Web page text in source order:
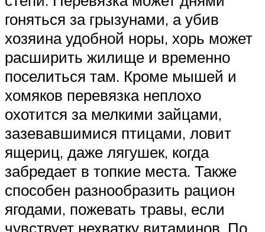
гоняться за грызунами, а убив
хозяина удобной норы, хорь может
расширить жилище и временно
поселиться там. Кроме мышей и
хомяков перевязка неплохо
охотится за мелкими зайцами,
зазевавшимися птицами, ловит
ящериц, даже лягушек, когда
забредает в топкие места. Также
способен разнообразить рацион
ягодами, пожевать травы, если
чувствует нехватку витаминов. По